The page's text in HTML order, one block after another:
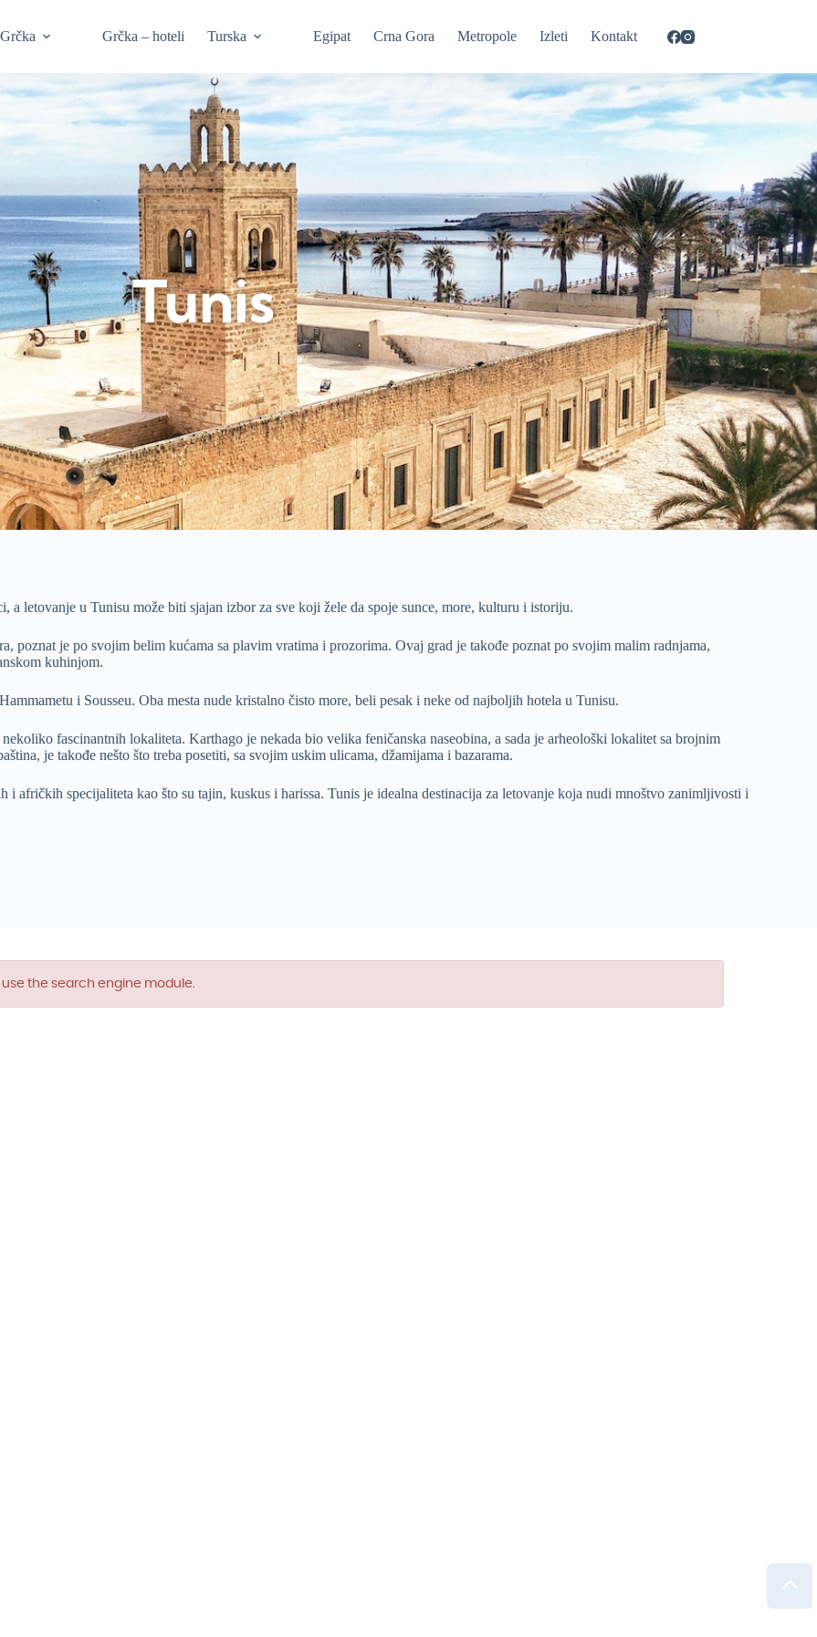
Grčka Grčka – hoteli Turska Egipat Crna Gora Metropole Izleti Kontakt
Tunis
letovanje u Tunisu može biti sjajan izbor za sve koji žele da spoje sunce, more, kulturu i istoriju.
poznat je po svojim belim kućama sa plavim vratima i prozorima. Ovaj grad je takođe poznat po svojim malim radnjama,
kuhinjom.
i Sousseu. Oba mesta nude kristalno čisto more, beli pesak i neke od najboljih hotela u Tunisu.
fascinantnih lokaliteta. Karthago je nekada bio velika feničanska naseobina, a sada je arheološki lokalitet sa brojnim
je takođe nešto što treba posetiti, sa svojim uskim ulicama, džamijama i bazarama.
afričkih specijaliteta kao što su tajin, kuskus i harissa. Tunis je idealna destinacija za letovanje koja nudi mnoštvo zanimljivosti i